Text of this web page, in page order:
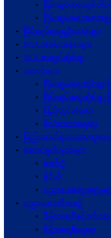
ငြိမ်းချမ်းရေးတွင်ပ
ငြိမ်းချမ်းရေးအစုအ
ငြိမ်းချမ်းရေးညီလာခံများ
NCA အခမ်းအနားများ
NCA စာချုပ်ဆိုင်ရာ
သတင်းများ
ငြိမ်းချမ်းရေးဆိုင်ရ
ငြိမ်းချမ်းရေးဆိုင်ရာ
ပြည်တွင်းရေးရာ
နိုင်ငံတကာရေးရာ
ပြည်ထောင်စုသဘောတူစာခ
ဆောင်ရွက်ချက်များ
ဓာတ်ပုံ
ဗွီဒီယို
ပညာပေးဆွေးနွေးမှုမျ
ပညာပေးအစီအစဉ်
ဒီမိုကရေစီနှင့်ဖက်ဒ
ဒီမိုကရေစီရေးရာ